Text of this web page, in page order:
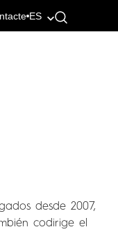
ES
desde 2007,
codirige el